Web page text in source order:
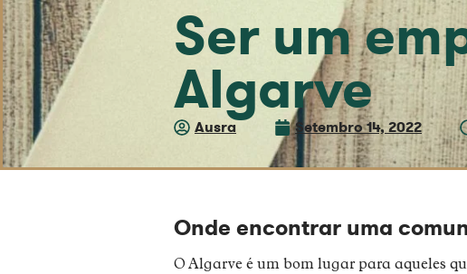
Ser um
Algarve
Ausra Setembro 14, 2022
Onde encontrar uma
O Algarve é um bom lugar para aqueles